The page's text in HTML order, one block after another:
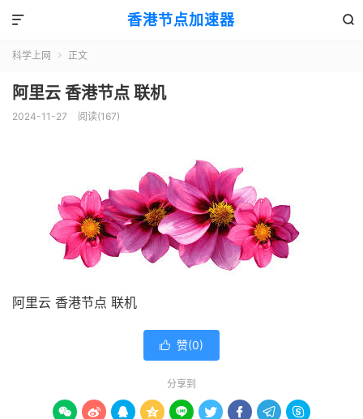
香港节点加速器 

科学上网  正文
阿里云 香港节点 联机
2024-11-27 阅读(167)
阿里云 香港节点 联机
 赞(0)
分享到
        